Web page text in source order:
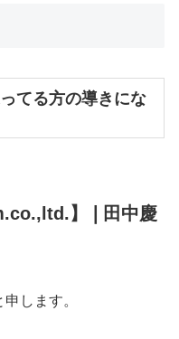
てる方の導きにな
】❘田中慶
します。